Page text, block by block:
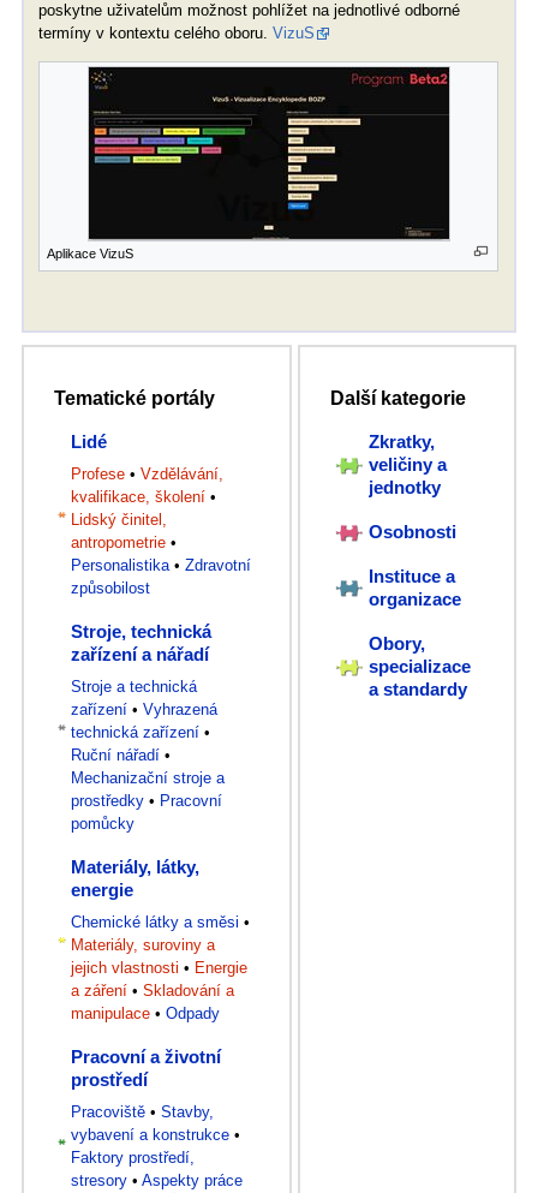
poskytne uživatelům možnost pohlížet na jednotlivé odborné
termíny v kontextu celého oboru.VizuS
Aplikace VizuS
Tematické portály
Lidé
Profese •Vzdělávání,
kvalifikace, školení •
Lidský činitel,
antropometrie •
Personalistika•Zdravotní
způsobilost
Stroje, technická
zařízení a nářadí
Stroje a technická
zařízení •Vyhrazená
technická zařízení •
Ruční nářadí •
Mechanizační stroje a
prostředky • Pracovní
pomůcky
Materiály, látky,
energie
Chemické látky a směsi •
Materiály, suroviny a
jejich vlastnosti • Energie
a záření •Skladování a
manipulace •Odpady
Pracovní a životní
prostředí
Pracoviště •Stavby,
vybavení a konstrukce •
Faktory prostředí,
stresory •Aspekty práce
Další kategorie
Zkratky,
veličiny a
jednotky
Osobnosti
Instituce a
organizace
Obory,
specializace
a standardy